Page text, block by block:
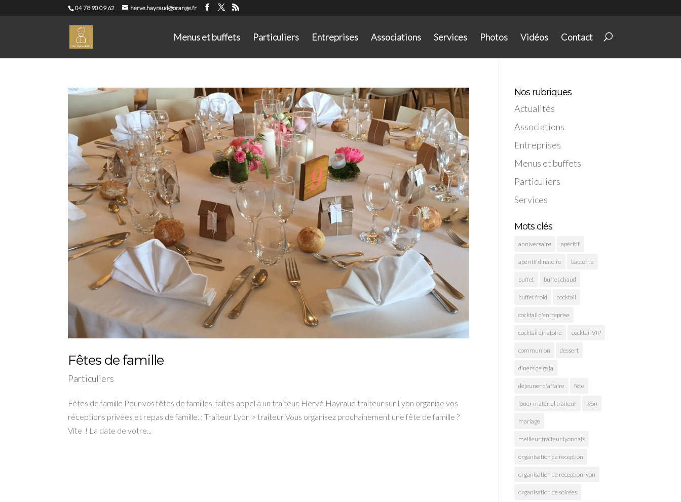
04 78 90 09 62 herve.hayraud@orange.fr
Menus et buffets Particuliers Entreprises Associations Services Photos Vidéos Contact
Fêtes de famille
Particuliers
Fêtes de famille Pour vos fêtes de familles, faites appel à un traiteur. Hervé Hayraud traiteur sur Lyon organise vos
réceptions privées et repas de famille. ; Traiteur Lyon > traiteur Vous organisez prochainement une fête de famille ?
Vite ! La date de votre...
Nos rubriques
Actualités
Associations
Entreprises
Menus et buffets
Particuliers
Services
Mots clés
anniversaire apéritif
apéritif dinatoire baptême
buffet buffet chaud
buffet froid cocktail
cocktail d'entreprise
cocktail dinatoire cocktail VIP
communion dessert
diners de gala
déjeuner d'affaire fête
louer matériel traiteur lyon
mariage
meilleur traiteur lyonnais
organisation de réception
organisation de réception lyon
organisation de soirées